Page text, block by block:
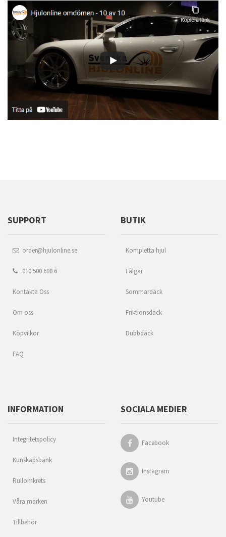
SUPPORT
order@hjulonline.se
010 500 600 6
Kontakta Oss
Om oss
Köpvilkor
FAQ
BUTIK
Kompletta hjul
Fälgar
Sommardäck
Friktionsdäck
Dubbdäck
INFORMATION
Integritetspolicy
Kunskapsbank
Rullomkrets
Våra märken
Tillbehör
SOCIALA MEDIER
Facebook
Instagram
Youtube